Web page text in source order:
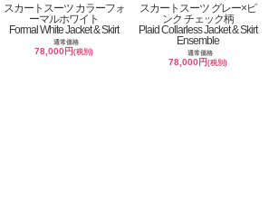
スカートスーツ カラーフォ
ーマルホワイト
Formal White Jacket & Skirt
通常価格
78,000円(税別)
スカートスーツ グレー×ピ
ンク チェック柄
Plaid Collarless Jacket & Skirt
Ensemble
通常価格
78,000円(税別)